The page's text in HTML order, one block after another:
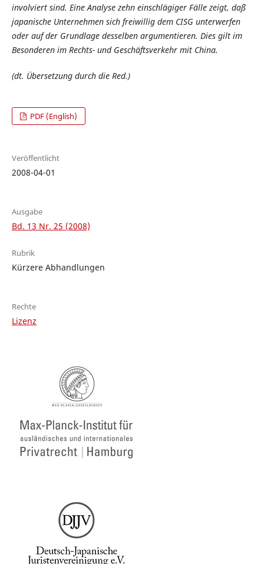
involviert sind. Eine Analyse zehn einschlägiger Fälle zeigt, daß
japanische Unternehmen sich freiwillig dem CISG unterwerfen
oder auf der Grundlage desselben argumentieren. Dies gilt im
Besonderen im Rechts- und Geschäftsverkehr mit China.
(dt. Übersetzung durch die Red.)
PDF (English)
Veröffentlicht
2008-04-01
Ausgabe
Bd. 13 Nr. 25 (2008)
Rubrik
Kürzere Abhandlungen
Rechte
Lizenz